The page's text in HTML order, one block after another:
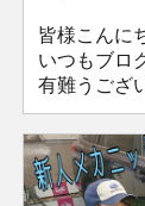
皆様こんに
いつもブロ
有難うござ